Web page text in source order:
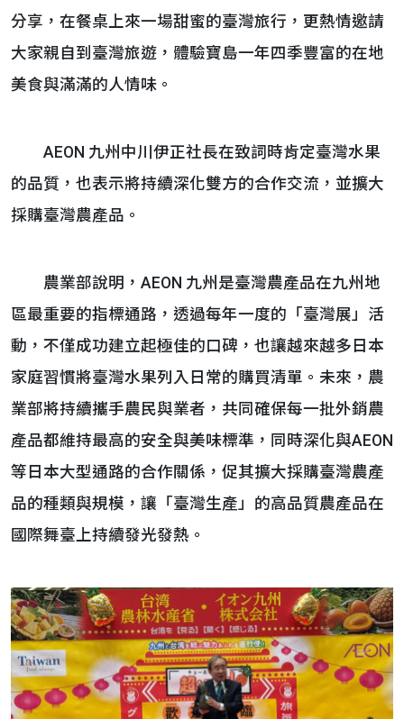
分享，在餐桌上來一場甜蜜的臺灣旅行，更熱情邀請
大家親自到臺灣旅遊，體驗寶島一年四季豐富的在地
美食與滿滿的人情味。
AEON 九州中川伊正社長在致詞時肯定臺灣水果
的品質，也表示將持續深化雙方的合作交流，並擴大
採購臺灣農產品。
農業部說明，AEON 九州是臺灣農產品在九州地
區最重要的指標通路，透過每年一度的「臺灣展」活
動，不僅成功建立起極佳的口碑，也讓越來越多日本
家庭習慣將臺灣水果列入日常的購買清單。未來，農
業部將持續攜手農民與業者，共同確保每一批外銷農
產品都維持最高的安全與美味標準，同時深化與AEON
等日本大型通路的合作關係，促其擴大採購臺灣農產
品的種類與規模，讓「臺灣生產」的高品質農產品在
國際舞臺上持續發光發熱。